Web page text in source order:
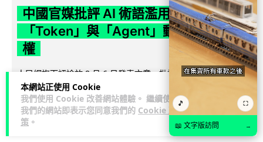
本網站正使用 Cookie
我們使用 Cookie 改善網站體驗。 繼續使用
我們的網站即表示您同意我們的 Cookie 政
策 。
中國官媒批評 AI 術語濫用英文 稱
「Token」與「Agent」動搖科技話語
權
人民網旗下評論於 8 月 6 日發表文章，批評中國廣泛使用
「Token」、「Agent」及「LLM」等英文術語，認為做法侵蝕
中文表意空間及科... 閱讀全文
790
🎵 ⛶
📖 文字版訪問 →